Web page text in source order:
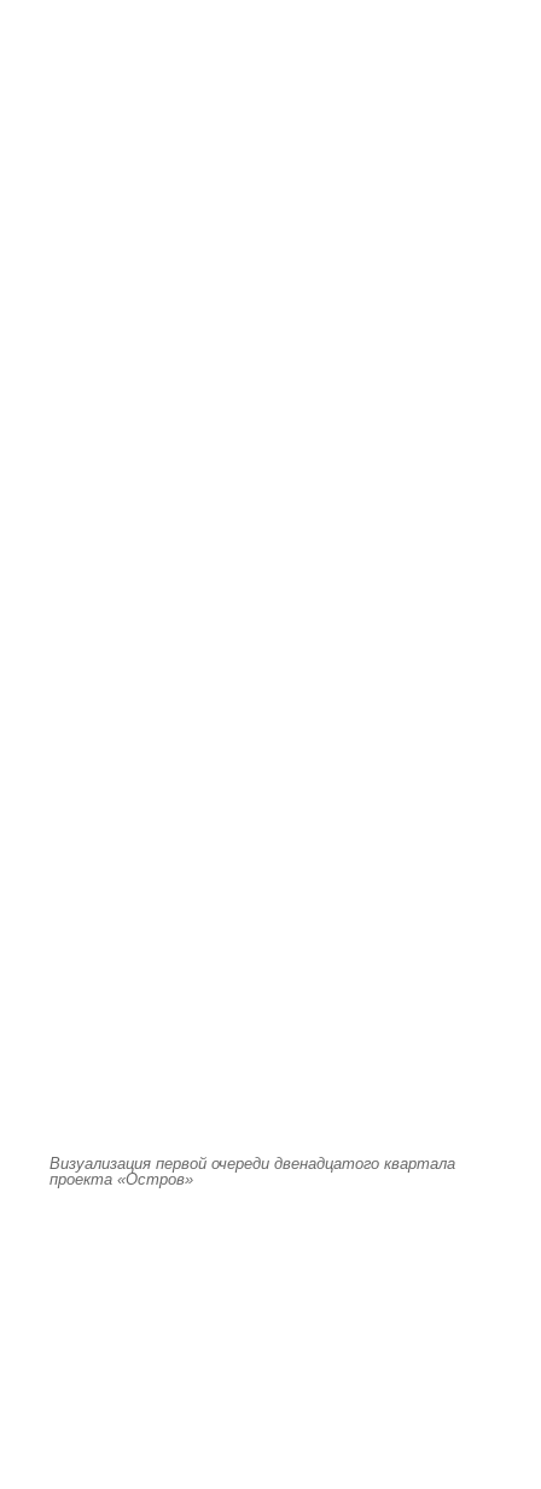
Визуализация первой очереди двенадцатого квартала
проекта «Остров»